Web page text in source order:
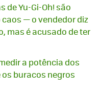
de Yu-Gi-Oh! são
— o vendedor diz
mas é acusado de ter
a potência dos
buracos negros